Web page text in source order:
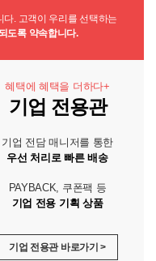
. 고객이 우리를 선택하는
도록 약속합니다.
혜택에 혜택을 더하다+
기업 전용관
기업 전담 매니저를 통한
우선 처리로 빠른 배송
PAYBACK, 쿠폰팩 등
기업 전용 기획 상품
기업 전용관 바로가기 >